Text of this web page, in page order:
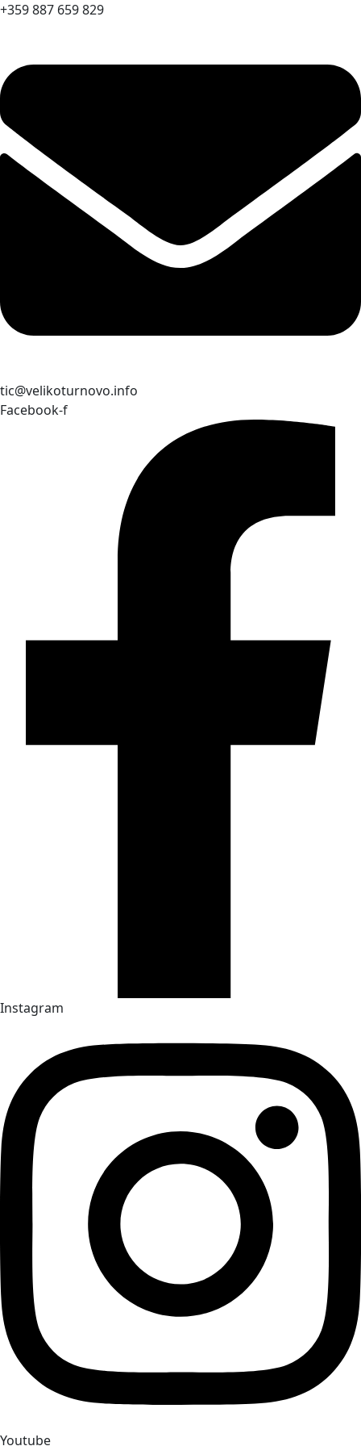
+359 887 659 829
tic@velikoturnovo.info
Facebook-f
Instagram
Youtube